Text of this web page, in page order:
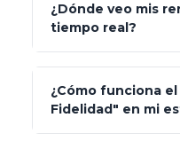
de Cobro Seguro"
¿Dónde veo mis
tiempo real?
¿Cómo funciona
Fidelidad" en mi